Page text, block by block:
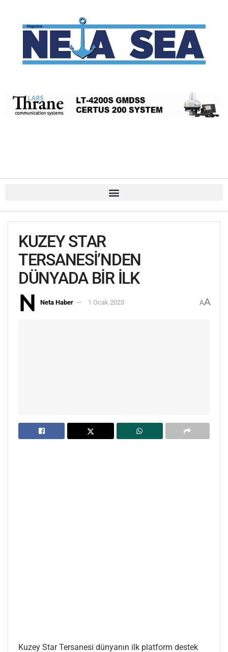
KUZEY STAR
TERSANESİ’NDEN
DÜNYADA BİR İLK
Neta Haber 1 Ocak 2023 AA
Kuzey Star Tersanesi dünyanın ilk platform destek